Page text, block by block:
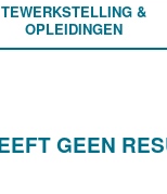
TEWERKSTELLING &
OPLEIDINGEN
GEEN